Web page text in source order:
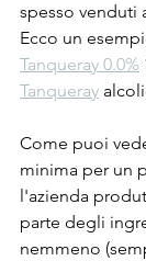
spesso venduti
Ecco un
Tanqueray 0.0%
Tanqueray
Come puoi
minima per un
l'azienda
parte degli
nemmeno